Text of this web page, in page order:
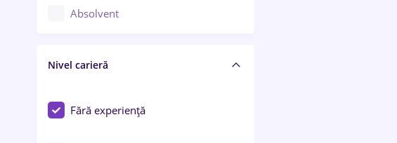
Controlul calității
Educație / Training / Arte
Absolvent
Nivel carieră
Fără experiență